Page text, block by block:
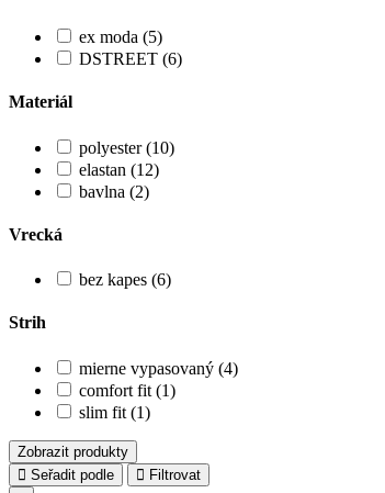
ex moda (5)
DSTREET (6)
Materiál
polyester (10)
elastan (12)
bavlna (2)
Vrecká
bez kapes (6)
Strih
mierne vypasovaný (4)
comfort fit (1)
slim fit (1)
Zobrazit produkty
Seřadit podle
Filtrovat